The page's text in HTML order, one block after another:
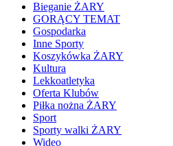
Bieganie ŻARY
GORĄCY TEMAT
Gospodarka
Inne Sporty
Koszykówka ŻARY
Kultura
Lekkoatletyka
Oferta Klubów
Piłka nożna ŻARY
Sport
Sporty walki ŻARY
Wideo